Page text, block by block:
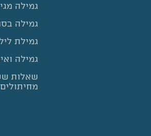
גמילה
גמילה
גמילת
גמילה
שאלות
מחיתולים